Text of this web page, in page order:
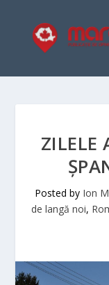
ZILELE
Posted by Ion
de langă noi,